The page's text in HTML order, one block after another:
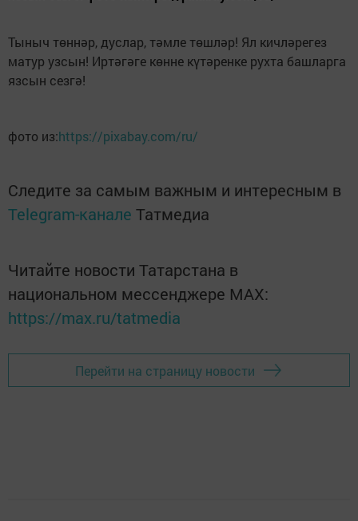
Тыныч төннәр, дуслар, тәмле төшләр! Ял кичләрегез
матур узсын! Иртәгәге көнне күтәренке рухта башларга
язсын сезгә!
фото из:https://pixabay.com/ru/
Следите за самым важным и интересным в
Telegram-канале Татмедиа
Читайте новости Татарстана в
национальном мессенджере MАХ:
https://max.ru/tatmedia
Перейти на страницу новости